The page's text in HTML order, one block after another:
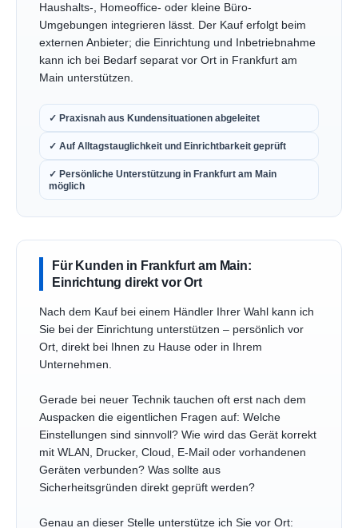
Haushalts-, Homeoffice- oder kleine Büro-
Umgebungen integrieren lässt. Der Kauf erfolgt beim
externen Anbieter; die Einrichtung und Inbetriebnahme
kann ich bei Bedarf separat vor Ort in Frankfurt am
Main unterstützen.
✓ Praxisnah aus Kundensituationen abgeleitet
✓ Auf Alltagstauglichkeit und Einrichtbarkeit geprüft
✓ Persönliche Unterstützung in Frankfurt am Main
möglich
Für Kunden in Frankfurt am Main:
Einrichtung direkt vor Ort
Nach dem Kauf bei einem Händler Ihrer Wahl kann ich
Sie bei der Einrichtung unterstützen – persönlich vor
Ort, direkt bei Ihnen zu Hause oder in Ihrem
Unternehmen.
Gerade bei neuer Technik tauchen oft erst nach dem
Auspacken die eigentlichen Fragen auf: Welche
Einstellungen sind sinnvoll? Wie wird das Gerät korrekt
mit WLAN, Drucker, Cloud, E-Mail oder vorhandenen
Geräten verbunden? Was sollte aus
Sicherheitsgründen direkt geprüft werden?
Genau an dieser Stelle unterstütze ich Sie vor Ort: